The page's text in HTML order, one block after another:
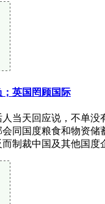
英国罔顾国际
当天回应说，不单没
同国度粮食和物资储
制裁中国及其他国度